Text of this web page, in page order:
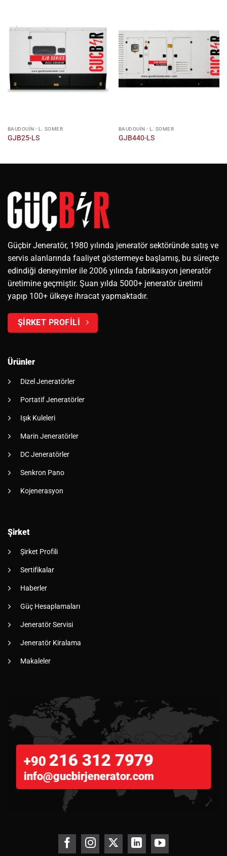
BAUDOUIN - L. SOMER
GJB25-LS
BAUDOUIN - L. SOMER
GJB440-LS
Güçbir Jeneratör, 1980 yılında jeneratör sektöründe satış ve
servis alanlarında faaliyet göstermeye başlamış, bu süreçte
edindiği deneyimler ile 2006 yılında fabrikasyon jeneratör
üretimine geçmiştir. Şuan yılda 5000+ jeneratör üretimi
yapıp 100+ ülkeye ihracat yapmaktadır.
ŞİRKET PROFİLİ
Ürünler
Dizel Jeneratörler
Portatif Jeneratörler
Işık Kuleleri
Marin Jeneratörler
DC Jeneratörler
Senkron Pano
Kojenerasyon
Şirket
Şirket Profili
Sertifikalar
Haberler
Güç Hesaplamaları
Jeneratör Servisi
Jeneratör Kiralama
Makaleler
+90 216 312 7979
info@gucbirjenerator.com